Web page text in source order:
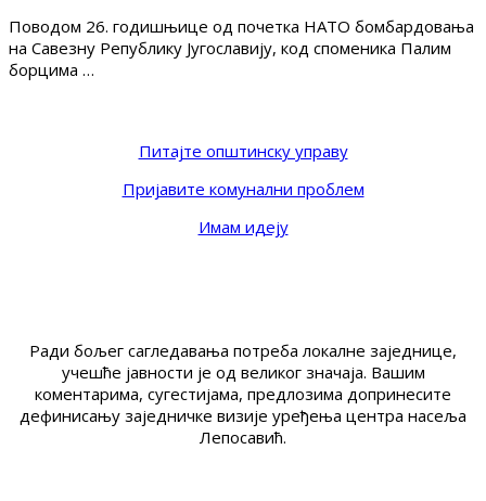
Поводом 26. годишњице од почетка НАТО бомбардовања
на Савезну Републику Југославију, код споменика Палим
борцима …
Питајте општинску управу
Пријавите комунални проблем
Имам идеју
Ради бољег сагледавања потреба локалне заједнице,
учешће јавности је од великог значаја. Вашим
коментарима, сугестијама, предлозима допринесите
дефинисању заједничке визије уређења центра насеља
Лепосавић.